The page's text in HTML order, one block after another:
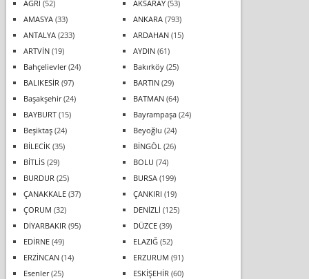
AĞRI (52) AKSARAY(53)
AMASYA(33) ANKARA(793)
ANTALYA(233) ARDAHAN(15)
ARTVİN(19) AYDIN(61)
Bahçelievler(24) Bakırköy(25)
BALIKESİR (97) BARTIN(29)
Başakşehir(24) BATMAN(64)
BAYBURT(15) Bayrampaşa(24)
Beşiktaş(24) Beyoğlu (24)
BİLECİK(35) BİNGÖL (26)
BİTLİS(29) BOLU (74)
BURDUR (25) BURSA(199)
ÇANAKKALE(37) ÇANKIRI (19)
ÇORUM (32) DENİZLİ (125)
DİYARBAKIR (95) DÜZCE(39)
EDİRNE(49) ELAZIĞ(52)
ERZİNCAN(14) ERZURUM (91)
Esenler(25) ESKİŞEHİR (60)